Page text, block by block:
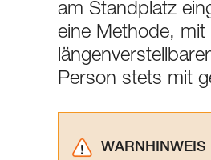
am Standplatz
eine Methode,
Person stets mit
WARNHINWEIS